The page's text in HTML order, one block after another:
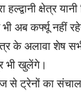
क्षेत्र
अब कर्फ्यू नहीं
के अलावा शेष
भी खुलेंगे।
ट्रेनों का संचालन